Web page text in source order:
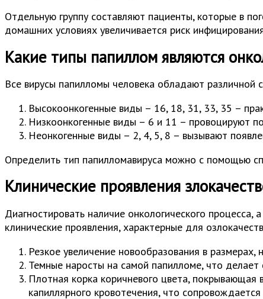
Отдельную группу составляют пациенты, которые в
домашних условиях увеличивается риск
Какие типы папиллом являются
Все вирусы папилломы человека обладают различной
Высокоонкогенные виды – 16, 18, 31, 33, 35 –
Низкоонкогенные виды – 6 и 11 – провоцируют
Неонкогенные виды – 2, 4, 5, 8 – вызывают
Определить тип папилломавируса можно с помощью
Клинические проявления
Диагностировать наличие онкологического
клинические проявления, характерные для
Резкое увеличение новообразования в размерах,
Темные наросты на самой папилломе, что делает
Плотная корка коричневого цвета,
капиллярного кровотечения, что